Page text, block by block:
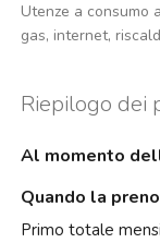
Utenze a consumo
gas, internet,
Riepilogo dei
Al momento
Quando la
Primo totale